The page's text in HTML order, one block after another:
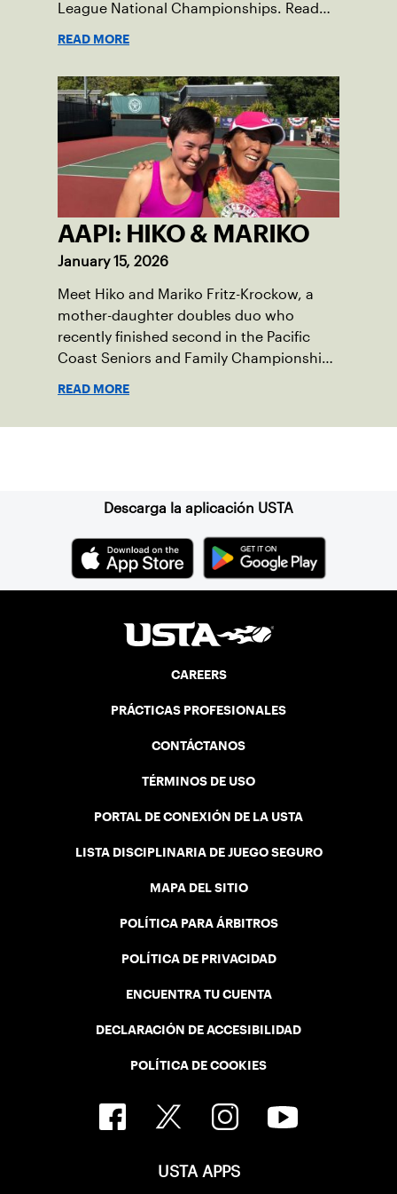
League National Championships. Read
READ MORE
AAPI: HIKO & MARIKO
January 15, 2026
Meet Hiko and Mariko Fritz-Krockow, a
mother-daughter doubles duo who
recently finished second in the Pacific
Coast Seniors and Family Championships
READ MORE
Descarga la aplicación USTA
CAREERS
PRÁCTICAS PROFESIONALES
CONTÁCTANOS
TÉRMINOS DE USO
PORTAL DE CONEXIÓN DE LA USTA
LISTA DISCIPLINARIA DE JUEGO SEGURO
MAPA DEL SITIO
POLÍTICA PARA ÁRBITROS
POLÍTICA DE PRIVACIDAD
ENCUENTRA TU CUENTA
DECLARACIÓN DE ACCESIBILIDAD
POLÍTICA DE COOKIES
USTA APPS